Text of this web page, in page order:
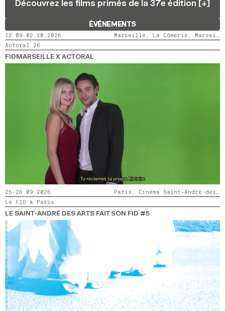
2024
2022
2020
2018
RECHERCHE
Découvrez les films primés de la 37e édition [+]
ÉVÉNEMENTS
12.09-02.10.2026
Marseille, La Cômerie, Marseille, LaMaM, Marseille, Videodrome 2
Actoral 26
FIDMARSEILLE X ACTORAL
25-26.09.2026
Paris, Cinéma Saint-André des Arts
Le FID à Paris
LE SAINT-ANDRÉ DES ARTS FAIT SON FID #5